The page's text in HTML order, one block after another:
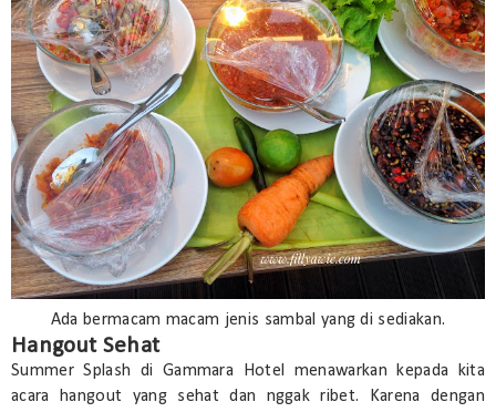
Ada bermacam macam jenis sambal yang di sediakan.
Hangout Sehat
Summer Splash di Gammara Hotel menawarkan kepada kita
acara hangout yang sehat dan nggak ribet. Karena dengan